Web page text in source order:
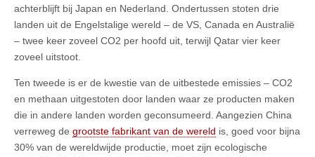
achterblijft bij Japan en Nederland. Ondertussen stoten drie
landen uit de Engelstalige wereld – de VS, Canada en Australië
– twee keer zoveel CO2 per hoofd uit, terwijl Qatar vier keer
zoveel uitstoot.
Ten tweede is er de kwestie van de uitbestede emissies – CO2
en methaan uitgestoten door landen waar ze producten maken
die in andere landen worden geconsumeerd. Aangezien China
verreweg de grootste fabrikant van de wereld is, goed voor bijna
30% van de wereldwijde productie, moet zijn ecologische